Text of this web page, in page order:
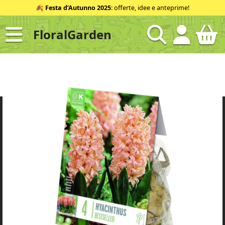
al
contenuto
ID
🍂 Festa d’Autunno 2025: offerte, idee e anteprime!
FloralGarden